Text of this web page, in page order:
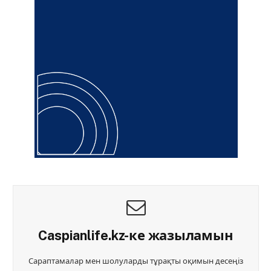
Caspianlife.kz-ке жазыламын
Сараптамалар мен шолуларды тұрақты оқимын десеңіз